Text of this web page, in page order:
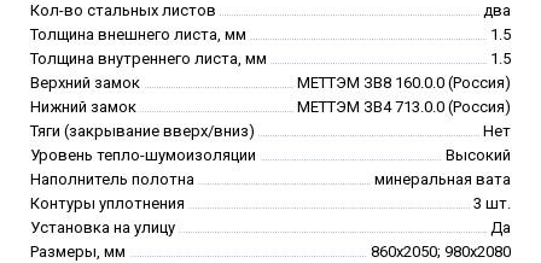
Кол-во стальных листов
два
Толщина внешнего листа, мм
1.5
Толщина внутреннего листа, мм
1.5
Верхний замок
МЕТТЭМ ЗВ8 160.0.0 (Россия)
Нижний замок
МЕТТЭМ ЗВ4 713.0.0 (Россия)
Тяги (закрывание вверх/вниз)
Нет
Уровень тепло-шумоизоляции
Высокий
Наполнитель полотна
минеральная вата
Контуры уплотнения
3 шт.
Установка на улицу
Да
Размеры, мм
860х2050; 980х2080